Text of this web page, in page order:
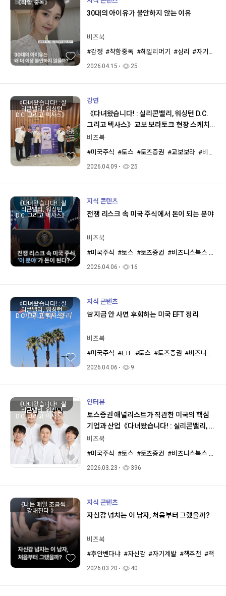
《착함 중독》
30대의 아이유가 불안하지 않는 이유
비즈북
#감정 #착함중독 #헤일리머기 #심리 #자기계발
2026.04.15 25
《다녀왔습니다! : 실
리콘밸리, 워싱턴
D.C. 그리고 텍사스》
강연
《다녀왔습니다! : 실리콘밸리, 워싱턴 D.C.
그리고 텍사스》교보 보라토크 현장 스케치
💜
비즈북
#미국주식 #토스 #토즈증권 #교보보라 #비즈니스북스
2026.04.09 25
《다녀왔습니다! : 실
리콘밸리, 워싱턴
D.C. 그리고 텍사스》
지식 콘텐츠
전쟁 리스크 속 미국 주식에서 돈이 되는 분야
비즈북
#미국주식 #토스 #토즈증권 #비즈니스북스 #재
2026.04.06 16
《다녀왔습니다! : 실
리콘밸리, 워싱턴
D.C. 그리고 텍사스》
지식 콘텐츠
🚨지금 안 사면 후회하는 미국 EFT 정리
비즈북
#미국주식 #ETF #토스 #토즈증권 #비즈니스북스
2026.04.06 9
《다녀왔습니다! : 실
리콘밸리, 워싱턴
D.C. 그리고 텍사스》
인터뷰
토스증권 애널리스트가 직관한 미국의 핵심
기업과 산업《다녀왔습니다! : 실리콘밸리, 워
싱턴 D.C. 그리고 텍사스》저자 토스증권 리
비즈북
#미국주식 #토스 #토즈증권 #비즈니스북스 #재
2026.03.23 396
《나는 매일 조금씩
강해진다 》
지식 콘텐츠
자신감 넘치는 이 남자, 처음부터 그랬을까?
비즈북
#후안벤다냐 #자신감 #자기계발 #책추천 #책
2026.03.20 40